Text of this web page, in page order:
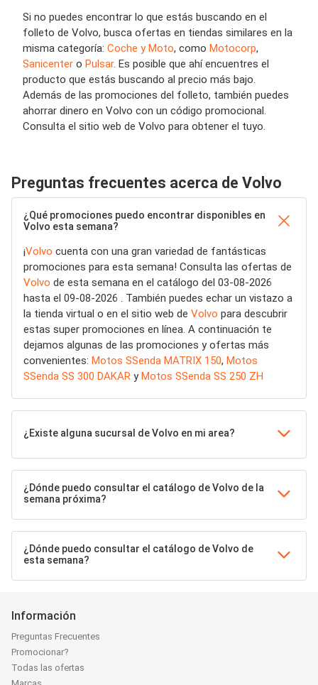
Si no puedes encontrar lo que estás buscando en el
folleto de Volvo, busca ofertas en tiendas similares en la
misma categoría: Coche y Moto, como Motocorp,
Sanicenter o Pulsar. Es posible que ahí encuentres el
producto que estás buscando al precio más bajo.
Además de las promociones del folleto, también puedes
ahorrar dinero en Volvo con un código promocional.
Consulta el sitio web de Volvo para obtener el tuyo.
Preguntas frecuentes acerca de Volvo
¿Qué promociones puedo encontrar disponibles en
Volvo esta semana?
¡Volvo cuenta con una gran variedad de fantásticas
promociones para esta semana! Consulta las ofertas de
Volvo de esta semana en el catálogo del 03-08-2026
hasta el 09-08-2026 . También puedes echar un vistazo a
la tienda virtual o en el sitio web de Volvo para descubrir
estas super promociones en línea. A continuación te
dejamos algunas de las promociones y ofertas más
convenientes: Motos SSenda MATRIX 150, Motos
SSenda SS 300 DAKAR yMotos SSenda SS 250 ZH
¿Existe alguna sucursal de Volvo en mi area?
¿Dónde puedo consultar el catálogo de Volvo de la
semana próxima?
¿Dónde puedo consultar el catálogo de Volvo de
esta semana?
Información
Preguntas Frecuentes
Promocionar?
Todas las ofertas